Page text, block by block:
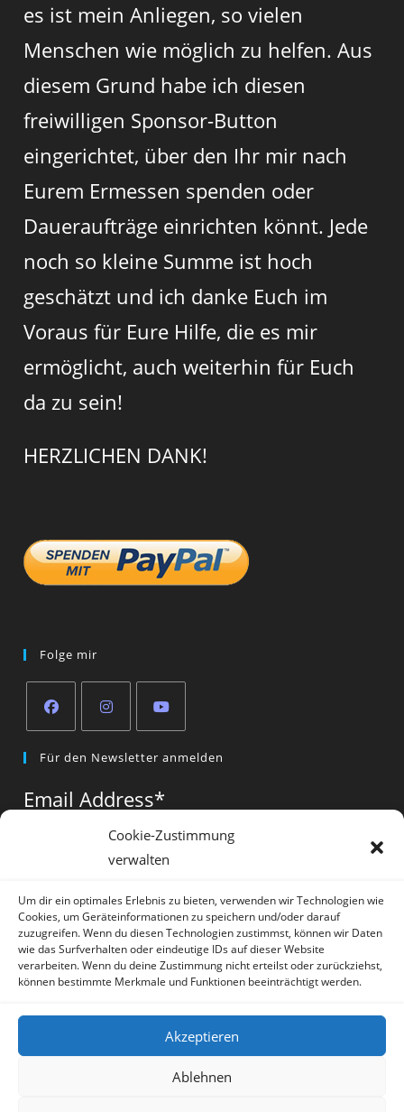
Cookie-Zustimmung
verwalten
Um dir ein optimales Erlebnis zu bieten, verwenden wir Technologien wie
Cookies, um Geräteinformationen zu speichern und/oder darauf
zuzugreifen. Wenn du diesen Technologien zustimmst, können wir Daten
wie das Surfverhalten oder eindeutige IDs auf dieser Website
verarbeiten. Wenn du deine Zustimmung nicht erteilst oder zurückziehst,
können bestimmte Merkmale und Funktionen beeinträchtigt werden.
Akzeptieren
Ablehnen
es ist mein Anliegen, so vielen
Menschen wie möglich zu helfen. Aus
diesem Grund habe ich diesen
freiwilligen Sponsor-Button
eingerichtet, über den Ihr mir nach
Eurem Ermessen spenden oder
Daueraufträge einrichten könnt. Jede
noch so kleine Summe ist hoch
geschätzt und ich danke Euch im
Voraus für Eure Hilfe, die es mir
ermöglicht, auch weiterhin für Euch
da zu sein!
HERZLICHEN DANK!
Folge mir
in
new
in
new
in
new
tab
Für den Newsletter anmelden
Email Address*
Vorname*